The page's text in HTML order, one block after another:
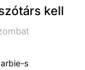
kell
s